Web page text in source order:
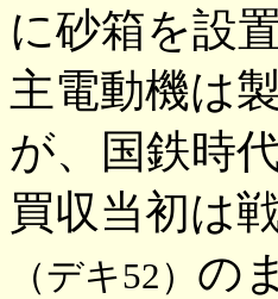
に砂箱を設
主電動機は
が、国鉄時
買収当初は
（デキ52） の